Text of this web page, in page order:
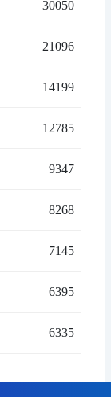
30050
21096
14199
12785
9347
8268
7145
6395
6335